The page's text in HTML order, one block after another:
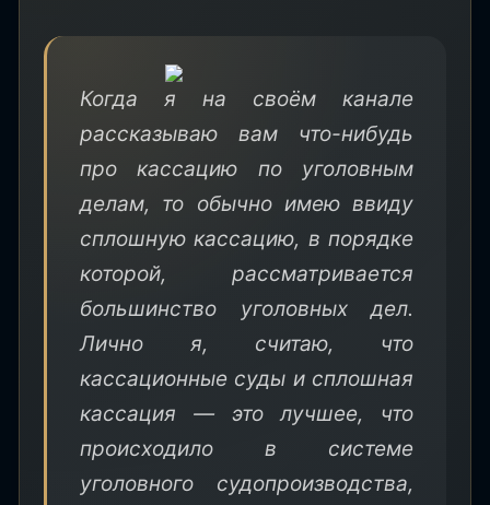
Когда я на своём канале
рассказываю вам что-нибудь
про кассацию по уголовным
делам, то обычно имею ввиду
сплошную кассацию, в порядке
которой, рассматривается
большинство уголовных дел.
Лично я, считаю, что
кассационные суды и сплошная
кассация — это лучшее, что
происходило в системе
уголовного судопроизводства,